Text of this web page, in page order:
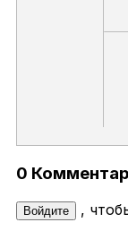
0
Войдите
,